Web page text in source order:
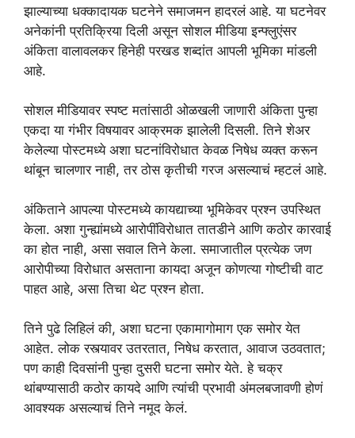
झाल्याच्या धक्कादायक घटनेने समाजमन हादरलं आहे. या घटनेवर
अनेकांनी प्रतिक्रिया दिली असून सोशल मीडिया इन्फ्लुएंसर
अंकिता वालावलकर हिनेही परखड शब्दांत आपली भूमिका मांडली
आहे.
सोशल मीडियावर स्पष्ट मतांसाठी ओळखली जाणारी अंकिता पुन्हा
एकदा या गंभीर विषयावर आक्रमक झालेली दिसली. तिने शेअर
केलेल्या पोस्टमध्ये अशा घटनांविरोधात केवळ निषेध व्यक्त करून
थांबून चालणार नाही, तर ठोस कृतीची गरज असल्याचं म्हटलं आहे.
अंकिताने आपल्या पोस्टमध्ये कायद्याच्या भूमिकेवर प्रश्न उपस्थित
केला. अशा गुन्ह्यांमध्ये आरोपींविरोधात तातडीने आणि कठोर कारवाई
का होत नाही, असा सवाल तिने केला. समाजातील प्रत्येक जण
आरोपीच्या विरोधात असताना कायदा अजून कोणत्या गोष्टीची वाट
पाहत आहे, असा तिचा थेट प्रश्न होता.
तिने पुढे लिहिलं की, अशा घटना एकामागोमाग एक समोर येत
आहेत. लोक रस्त्यावर उतरतात, निषेध करतात, आवाज उठवतात;
पण काही दिवसांनी पुन्हा दुसरी घटना समोर येते. हे चक्र
थांबण्यासाठी कठोर कायदे आणि त्यांची प्रभावी अंमलबजावणी होणं
आवश्यक असल्याचं तिने नमूद केलं.